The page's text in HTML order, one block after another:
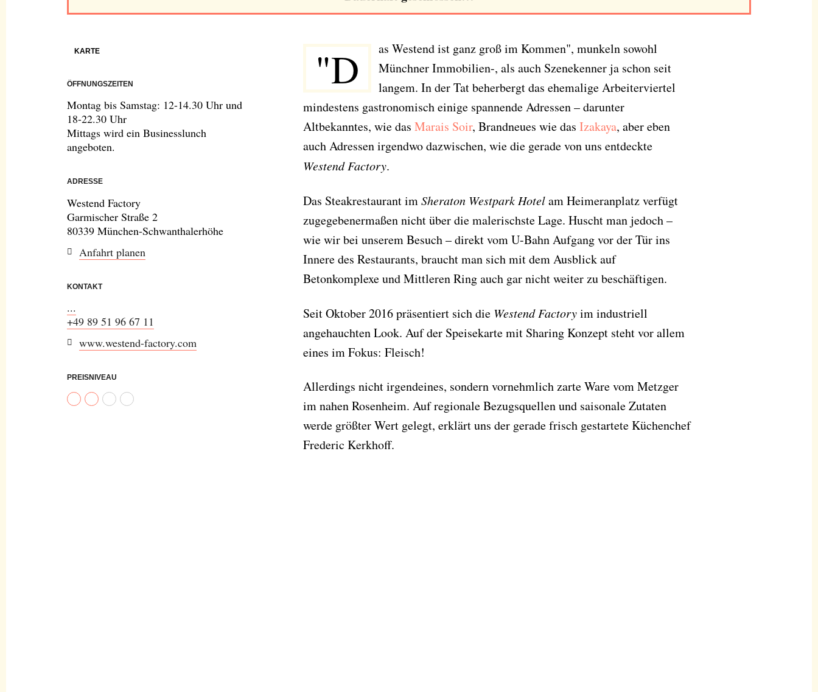
KARTE
ÖFFNUNGSZEITEN
Montag bis Samstag: 12-14.30 Uhr und
18-22.30 Uhr
Mittags wird ein Businesslunch
angeboten.
ADRESSE
Westend Factory
Garmischer Straße 2
80339 München-Schwanthalerhöhe
Anfahrt planen
KONTAKT
...
+49 89 51 96 67 11
www.westend-factory.com
PREISNIVEAU
"D
as Westend ist ganz groß im Kommen", munkeln sowohl
Münchner Immobilien-, als auch Szenekenner ja schon seit
langem. In der Tat beherbergt das ehemalige Arbeiterviertel
mindestens gastronomisch einige spannende Adressen – darunter
Altbekanntes, wie das Marais Soir, Brandneues wie das Izakaya, aber eben
auch Adressen irgendwo dazwischen, wie die gerade von uns entdeckte
Westend Factory.
Das Steakrestaurant imSheraton Westpark Hotelam Heimeranplatz verfügt
zugegebenermaßen nicht über die malerischste Lage. Huscht man jedoch –
wie wir bei unserem Besuch – direkt vom U-Bahn Aufgang vor der Tür ins
Innere des Restaurants, braucht man sich mit dem Ausblick auf
Betonkomplexe und Mittleren Ring auch gar nicht weiter zu beschäftigen.
Seit Oktober 2016 präsentiert sich die Westend Factoryim industriell
angehauchten Look. Auf der Speisekarte mit Sharing Konzept steht vor allem
eines im Fokus: Fleisch!
Allerdings nicht irgendeines, sondern vornehmlich zarte Ware vom Metzger
im nahen Rosenheim. Auf regionale Bezugsquellen und saisonale Zutaten
werde größter Wert gelegt, erklärt uns der gerade frisch gestartete Küchenchef
Frederic Kerkhoff.